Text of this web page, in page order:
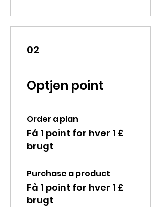
02
Optjen point
Order a plan
Få 1 point for hver 1 £
brugt
Purchase a product
Få 1 point for hver 1 £
brugt